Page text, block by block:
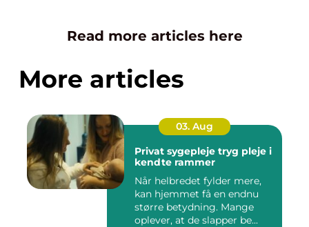
Read more articles here
More articles
03. Aug
Privat sygepleje tryg pleje i
kendte rammer
Når helbredet fylder mere,
kan hjemmet få en endnu
større betydning. Mange
oplever, at de slapper be...